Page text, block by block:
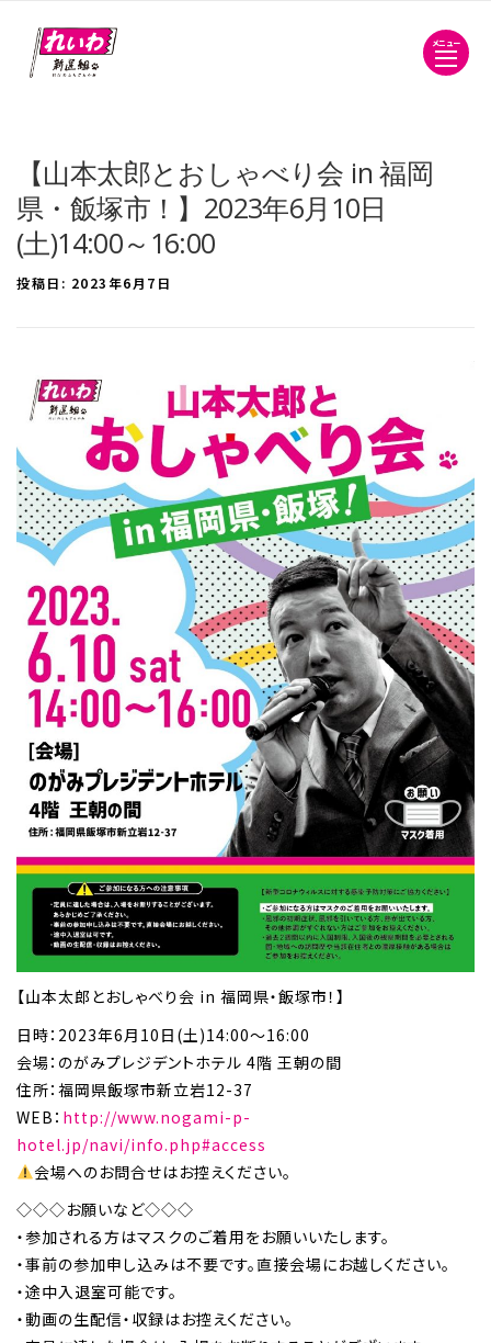
メニュー
【山本太郎とおしゃべり会 in 福岡
県・飯塚市！】2023年6月10日
(土)14:00～16:00
投稿日: 2023年6月7日
【山本太郎とおしゃべり会 in 福岡県・飯塚市！】
日時：2023年6月10日(土)14:00～16:00
会場：のがみプレジデントホテル 4階 王朝の間
住所：福岡県飯塚市新立岩12-37
WEB： http://www.nogami-p-
hotel.jp/navi/info.php#access
会場へのお問合せはお控えください。
◇◇◇お願いなど◇◇◇
・参加される方はマスクのご着用をお願いいたします。
・事前の参加申し込みは不要です。直接会場にお越しください。
・途中入退室可能です。
・動画の生配信・収録はお控えください。